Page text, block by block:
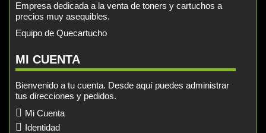
Empresa dedicada a la venta de toners y cartuchos a
precios muy asequibles.
Equipo de Quecartucho
MI CUENTA
Bienvenido a tu cuenta. Desde aquí puedes administrar
tus direcciones y pedidos.
Mi Cuenta
Identidad